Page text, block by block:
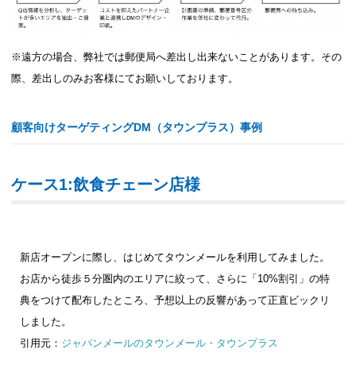
※遠方の場合、弊社では郵便局へ差出し出来ないことがあります。その
際、差出しのみお客様にてお願いしております。
顧客向けターゲティングDM（タウンプラス）事例
ケース1:飲食チェーン店様
新店オープンに際し、はじめてタウンメールを利用してみました。
お店から徒歩５分圏内のエリアに絞って、さらに「10%割引」の特
典をつけて配布したところ、予想以上の反響があって正直ビックリ
しました。
引用元： ジャパンメールのタウンメール・タウンプラス